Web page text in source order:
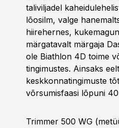
taliviljadel
lõosilm, valge
hiirehernes,
märgatavalt märgaja
ole Biathlon 4D toime
tingimustes. Ainsaks
keskkonnatingimuste
võrsumisfaasi lõpuni
Trimmer 500 WG